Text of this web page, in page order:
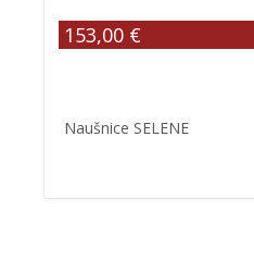
153,00 €
Naušnice SELENE